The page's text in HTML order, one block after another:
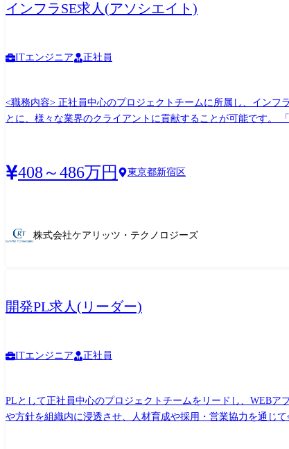
インフラSE求人(アソシエイト)
ITエンジニア 正社員
<職務内容> 正社員中心のプロジェクトチームに所属し、イン
408～486万円 東京都新宿区
株式会社ケアリッツ・テクノロジーズ
開発PL求人(リーダー)
ITエンジニア 正社員
PLとして正社員中心のプロジェクトチームをリードし、WEB
や方針を組織内に浸透させ、人材育成や採用・営業協力を通じて会社の継続的な成長に貢献いただきます。 <具